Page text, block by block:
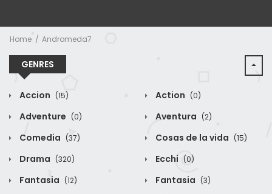
Home Andromeda7
GENRES
Accion (15) Action (0)
Adventure (0) Aventura (2)
Comedia (37) Cosas de la vida (15)
Drama (320) Ecchi (0)
Fantasia (12) Fantasia (3)